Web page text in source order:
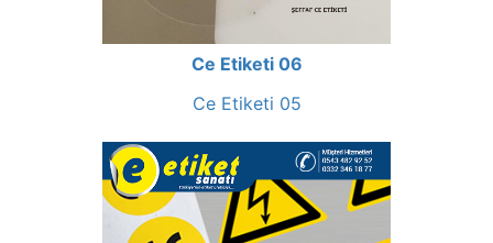
Ce Etiketi 06
Ce Etiketi 05